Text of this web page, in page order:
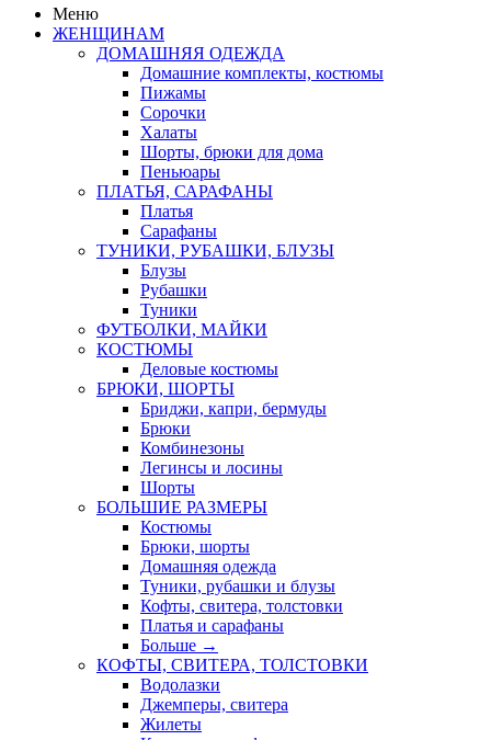
Меню
ЖЕНЩИНАМ
ДОМАШНЯЯ ОДЕЖДА
Домашние комплекты, костюмы
Пижамы
Сорочки
Халаты
Шорты, брюки для дома
Пеньюары
ПЛАТЬЯ, САРАФАНЫ
Платья
Сарафаны
ТУНИКИ, РУБАШКИ, БЛУЗЫ
Блузы
Рубашки
Туники
ФУТБОЛКИ, МАЙКИ
КОСТЮМЫ
Деловые костюмы
БРЮКИ, ШОРТЫ
Бриджи, капри, бермуды
Брюки
Комбинезоны
Легинсы и лосины
Шорты
БОЛЬШИЕ РАЗМЕРЫ
Костюмы
Брюки, шорты
Домашняя одежда
Туники, рубашки и блузы
Кофты, свитера, толстовки
Платья и сарафаны
Больше →
КОФТЫ, СВИТЕРА, ТОЛСТОВКИ
Водолазки
Джемперы, свитера
Жилеты